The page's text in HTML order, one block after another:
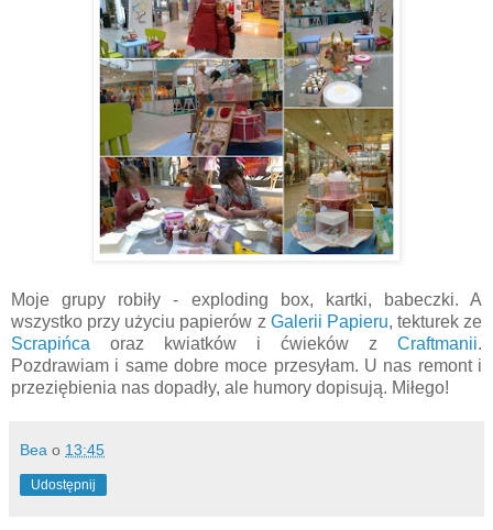
Moje grupy robiły - exploding box, kartki, babeczki. A
wszystko przy użyciu papierów z Galerii Papieru, tekturek ze
Scrapińca oraz kwiatków i ćwieków z Craftmanii.
Pozdrawiam i same dobre moce przesyłam. U nas remont i
przeziębienia nas dopadły, ale humory dopisują. Miłego!
Bea o 13:45
Udostępnij